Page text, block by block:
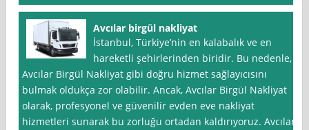
Avcılar birgül nakliyat
İstanbul, Türkiye’nin en kalabalık ve en
hareketli şehirlerinden biridir. Bu nedenle,
Avcılar Birgül Nakliyat gibi doğru hizmet sağlayıcısını
bulmak oldukça zor olabilir. Ancak, Avcılar Birgül Nakliyat
olarak, profesyonel ve güvenilir evden eve nakliyat
hizmetleri sunarak bu zorluğu ortadan kaldırıyoruz. Avcılar